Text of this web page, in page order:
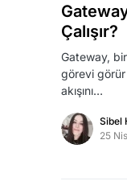
Çalışır?
Gateway,
görevi görür
akışını…
Sibel
25